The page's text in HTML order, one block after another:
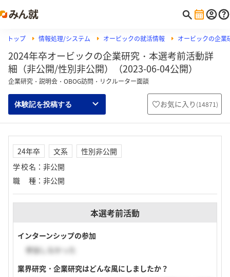
トップ 情報処理/システム オービックの就活情報 オービックの企業
2024年卒オービックの企業研究・本選考前活動詳
細（非公開/性別非公開）（2023-06-04公開）
企業研究・説明会・OBOG訪問・リクルーター面談
体験記を投稿する お気に入り (14871)
24年卒 文系
性別非公開
学校名 ： 非公開
職種 ： 非公開
本選考前活動
インターンシップの参加
参加しなかった
業界研究・企業研究はどんな風にしましたか？